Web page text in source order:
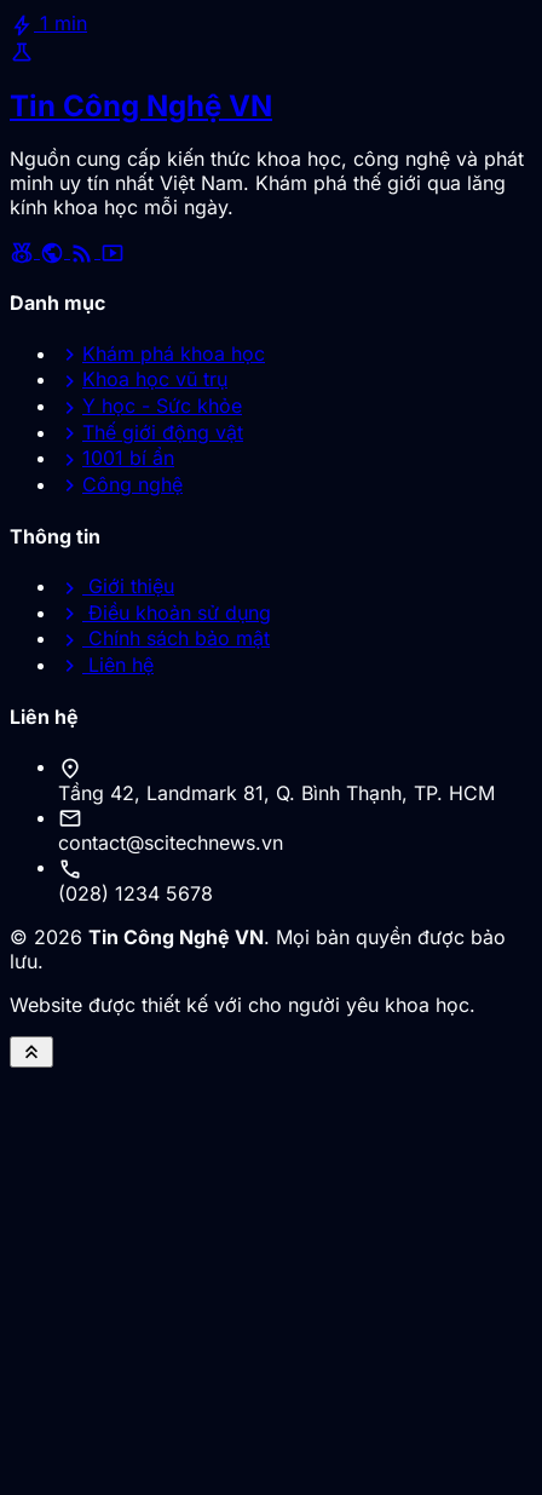
bolt 1 min
science
Tin Công Nghệ VN
Nguồn cung cấp kiến thức khoa học, công nghệ và phát
minh uy tín nhất Việt Nam. Khám phá thế giới qua lăng
kính khoa học mỗi ngày.
social_leaderboard public rss_feed smart_display
Danh mục
chevron_right Khám phá khoa học
chevron_right Khoa học vũ trụ
chevron_right Y học - Sức khỏe
chevron_right Thế giới động vật
chevron_right 1001 bí ẩn
chevron_right Công nghệ
Thông tin
chevron_right Giới thiệu
chevron_right Điều khoản sử dụng
chevron_right Chính sách bảo mật
chevron_right Liên hệ
Liên hệ
location_on
Tầng 42, Landmark 81, Q. Bình Thạnh, TP. HCM
mail
contact@scitechnews.vn
call
(028) 1234 5678
© 2026 Tin Công Nghệ VN. Mọi bản quyền được bảo
lưu.
Website được thiết kế với cho người yêu khoa học.
keyboard_double_arrow_up